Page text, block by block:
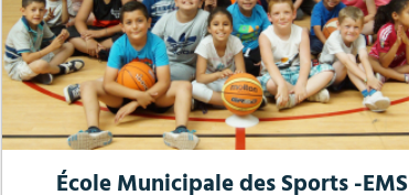
École Municipale des Sports -EMS